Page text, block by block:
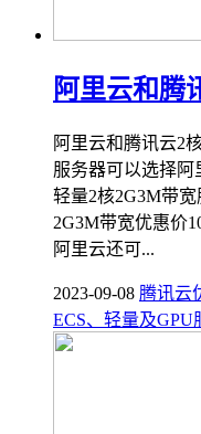
阿里云和腾
阿里云和腾讯云2
服务器可以选择
轻量2核2G3M带
2G3M带宽优惠价
阿里云还可...
2023-09-08 腾讯云
ECS、轻量及